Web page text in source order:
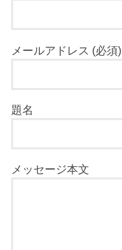
メールアドレス (必須)
題名
メッセージ本文